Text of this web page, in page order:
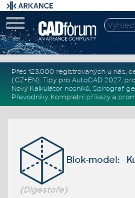
Přes 123.000 registrovaných u nás,
(CZ+EN). Tipy pro AutoCAD 2027, pro
Nový Kalkulátor nosníků, Spirograf
Převodníky. Kompletní příkazya
Blok-model:
(Digestoře)